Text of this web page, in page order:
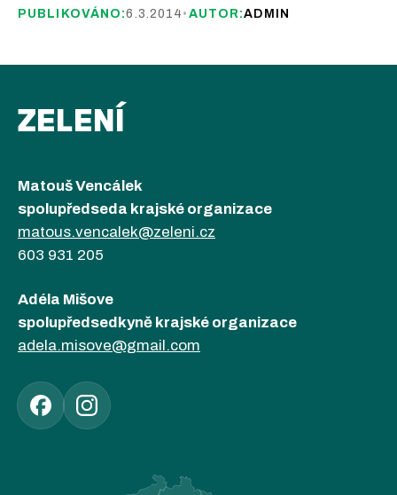
PUBLIKOVÁNO:6.3.2014 • AUTOR:ADMIN
ZELENÍ
Matouš Vencálek
spolupředseda krajské organizace
matous.vencalek@zeleni.cz
603 931 205
Adéla Mišove
spolupředsedkyně krajské organizace
adela.misove@gmail.com